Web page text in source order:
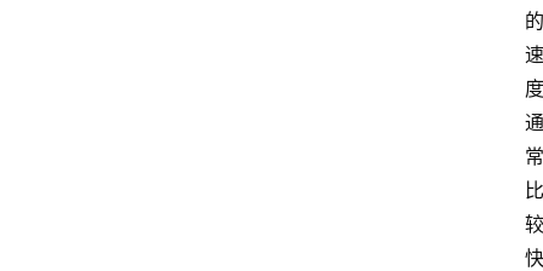
的
速
度
通
常
比
较
快